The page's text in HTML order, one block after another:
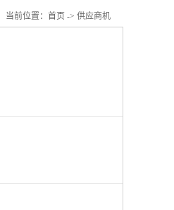
当前位置： 首页 -> 供应商机